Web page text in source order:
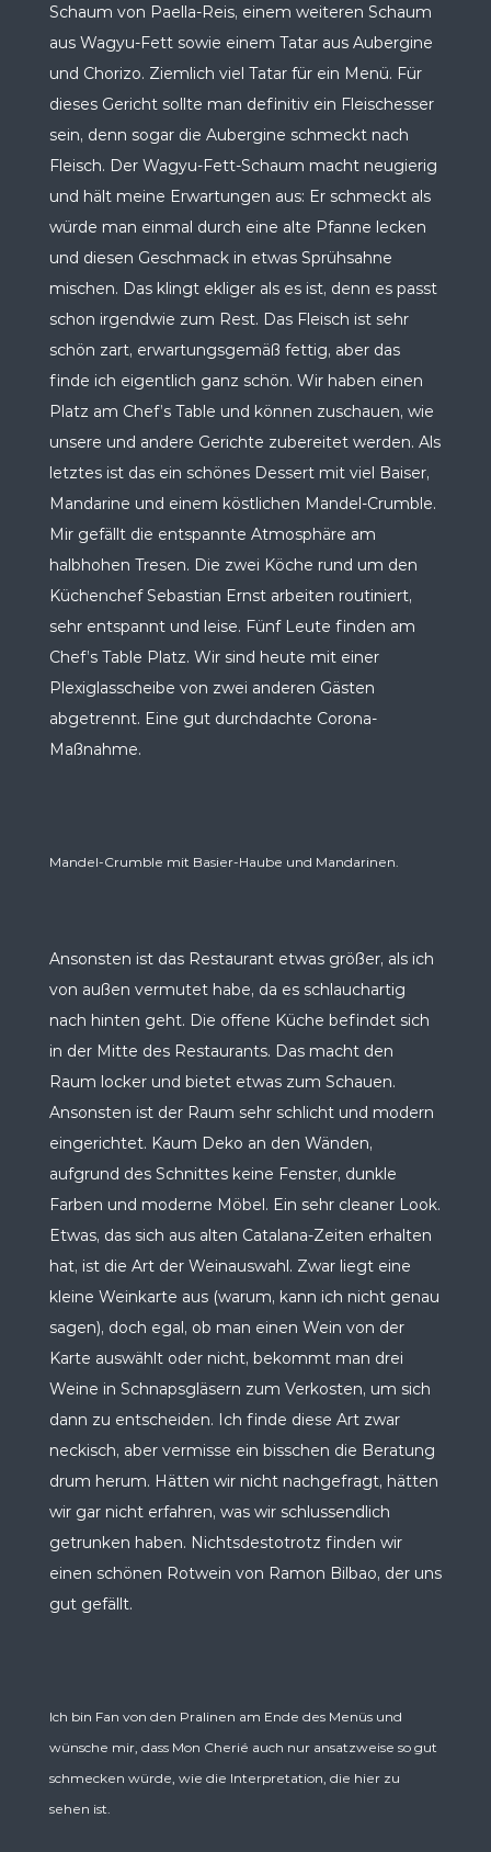
Schaum von Paella-Reis, einem weiteren Schaum
aus Wagyu-Fett sowie einem Tatar aus Aubergine
und Chorizo. Ziemlich viel Tatar für ein Menü. Für
dieses Gericht sollte man definitiv ein Fleischesser
sein, denn sogar die Aubergine schmeckt nach
Fleisch. Der Wagyu-Fett-Schaum macht neugierig
und hält meine Erwartungen aus: Er schmeckt als
würde man einmal durch eine alte Pfanne lecken
und diesen Geschmack in etwas Sprühsahne
mischen. Das klingt ekliger als es ist, denn es passt
schon irgendwie zum Rest. Das Fleisch ist sehr
schön zart, erwartungsgemäß fettig, aber das
finde ich eigentlich ganz schön. Wir haben einen
Platz am Chef’s Table und können zuschauen, wie
unsere und andere Gerichte zubereitet werden. Als
letztes ist das ein schönes Dessert mit viel Baiser,
Mandarine und einem köstlichen Mandel-Crumble.
Mir gefällt die entspannte Atmosphäre am
halbhohen Tresen. Die zwei Köche rund um den
Küchenchef Sebastian Ernst arbeiten routiniert,
sehr entspannt und leise. Fünf Leute finden am
Chef’s Table Platz. Wir sind heute mit einer
Plexiglasscheibe von zwei anderen Gästen
abgetrennt. Eine gut durchdachte Corona-
Maßnahme.
Mandel-Crumble mit Basier-Haube und Mandarinen.
Ansonsten ist das Restaurant etwas größer, als ich
von außen vermutet habe, da es schlauchartig
nach hinten geht. Die offene Küche befindet sich
in der Mitte des Restaurants. Das macht den
Raum locker und bietet etwas zum Schauen.
Ansonsten ist der Raum sehr schlicht und modern
eingerichtet. Kaum Deko an den Wänden,
aufgrund des Schnittes keine Fenster, dunkle
Farben und moderne Möbel. Ein sehr cleaner Look.
Etwas, das sich aus alten Catalana-Zeiten erhalten
hat, ist die Art der Weinauswahl. Zwar liegt eine
kleine Weinkarte aus (warum, kann ich nicht genau
sagen), doch egal, ob man einen Wein von der
Karte auswählt oder nicht, bekommt man drei
Weine in Schnapsgläsern zum Verkosten, um sich
dann zu entscheiden. Ich finde diese Art zwar
neckisch, aber vermisse ein bisschen die Beratung
drum herum. Hätten wir nicht nachgefragt, hätten
wir gar nicht erfahren, was wir schlussendlich
getrunken haben. Nichtsdestotrotz finden wir
einen schönen Rotwein von Ramon Bilbao, der uns
gut gefällt.
Ich bin Fan von den Pralinen am Ende des Menüs und
wünsche mir, dass Mon Cherié auch nur ansatzweise so gut
schmecken würde, wie die Interpretation, die hier zu
sehen ist.